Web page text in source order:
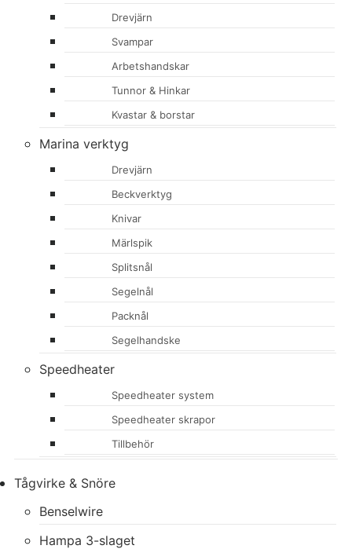
Drevjärn
Svampar
Arbetshandskar
Tunnor & Hinkar
Kvastar & borstar
Marina verktyg
Drevjärn
Beckverktyg
Knivar
Märlspik
Splitsnål
Segelnål
Packnål
Segelhandske
Speedheater
Speedheater system
Speedheater skrapor
Tillbehör
Tågvirke & Snöre
Benselwire
Hampa 3-slaget